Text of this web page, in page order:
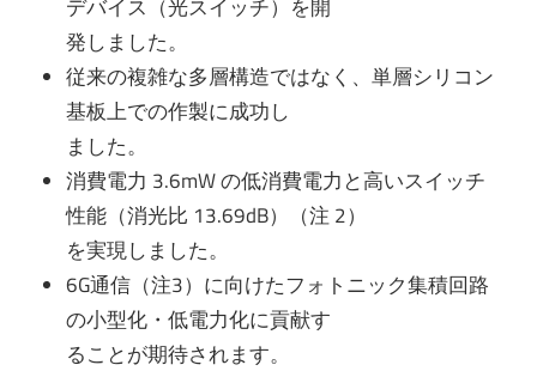
デバイス（光スイッチ）を開
発しました。
従来の複雑な多層構造ではなく、単層シリコン
基板上での作製に成功し
ました。
消費電力 3.6mW の低消費電力と高いスイッチ
性能（消光比 13.69dB）（注 2）
を実現しました。
6G通信（注3）に向けたフォトニック集積回路
の小型化・低電力化に貢献す
ることが期待されます。